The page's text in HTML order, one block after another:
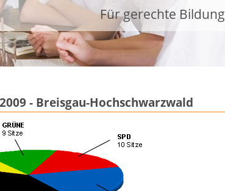
Für gerechte Bildung
- Breisgau-Hochschwarzwald